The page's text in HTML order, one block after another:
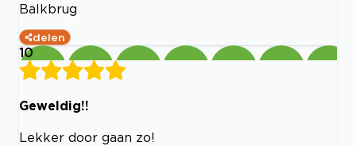
Balkbrug
delen
10
Geweldig!!
Lekker door gaan zo!